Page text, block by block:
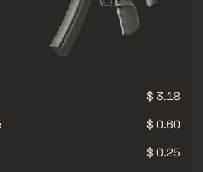
$ 3.18
$ 0.60
$ 0.25